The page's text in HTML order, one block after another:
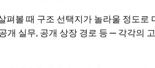
볼 때 구조 선택지가 놀라울 정도로
개 실무, 공개 상장 경로 등 — 각각의